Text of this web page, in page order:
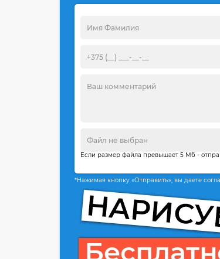
Если размер файла превышает 5 Мб -
*Нажимая кнопку «Отправить», вы даете